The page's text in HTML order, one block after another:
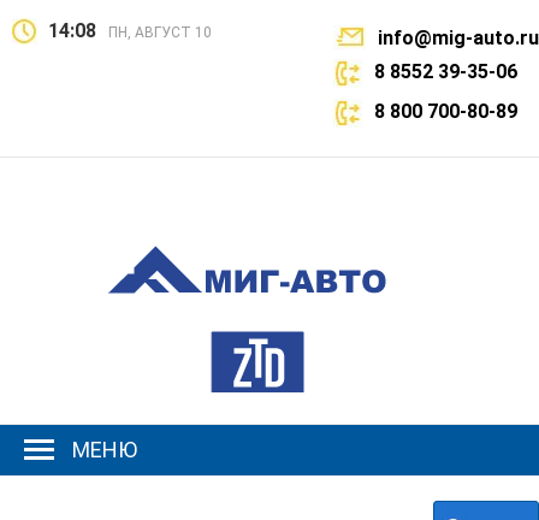
14:08 ПН, АВГУСТ 10
info@mig-auto.ru
8 8552 39-35-06
8 800 700-80-89
МЕНЮ